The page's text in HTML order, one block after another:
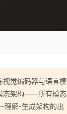
觉编码器与语言模
态架构——所有模态
解-生成架构的出